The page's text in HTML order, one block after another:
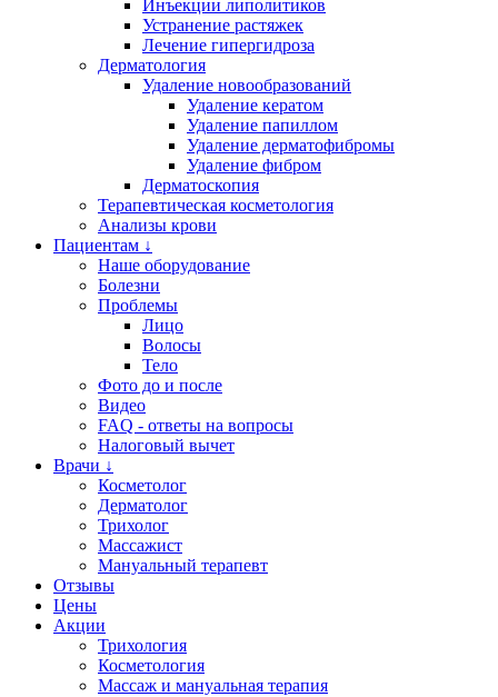
Инъекции липолитиков
Устранение растяжек
Лечение гипергидроза
Дерматология
Удаление новообразований
Удаление кератом
Удаление папиллом
Удаление дерматофибромы
Удаление фибром
Дерматоскопия
Терапевтическая косметология
Анализы крови
Пациентам ↓
Наше оборудование
Болезни
Проблемы
Лицо
Волосы
Тело
Фото до и после
Видео
FAQ - ответы на вопросы
Налоговый вычет
Врачи ↓
Косметолог
Дерматолог
Трихолог
Массажист
Мануальный терапевт
Отзывы
Цены
Акции
Трихология
Косметология
Массаж и мануальная терапия